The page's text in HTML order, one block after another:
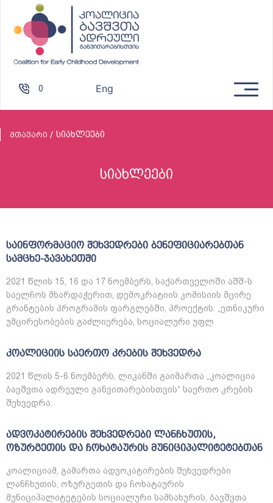
0 Eng
მთავარი სიახლეები
სიახლეები
საინფორმაციო შეხვედრები ბენეფიციარებთან
სამცხე-ჯავახეთში
2021 წლის 15, 16 და 17 ნოემბერს, საქართველოში აშშ-ს
საელჩოს მხარდაჭერით, დემოკრატიის კომისიის მცირე
გრანტების პროგრამის ფარგლებში, პროექტის: „ეთნიკური
უმცირესობების გაძლიერება, სოციალური უფლ
კოალიციის საერთო კრების შეხვედრა
2021 წლის 5-6 ნოემბერს, ლიკანში გაიმართა „კოალიცია
ბავშვთა ადრეული განვითარებისთვის“ საერთო კრების
შეხვედრა.
ადვოკატირების შეხვედრები ლანჩხუთის,
ოზურგეთის და ჩოხატაურის მუნიციპალიტეტებთან
კოალიციამ, გამართა ადვოკატირების შეხვედრები
ლანჩხუთის, ოზურგეთის და ჩოხატაურის
მუნიციპალიტეტების სოციალური სამსახურის, ბავშვთა